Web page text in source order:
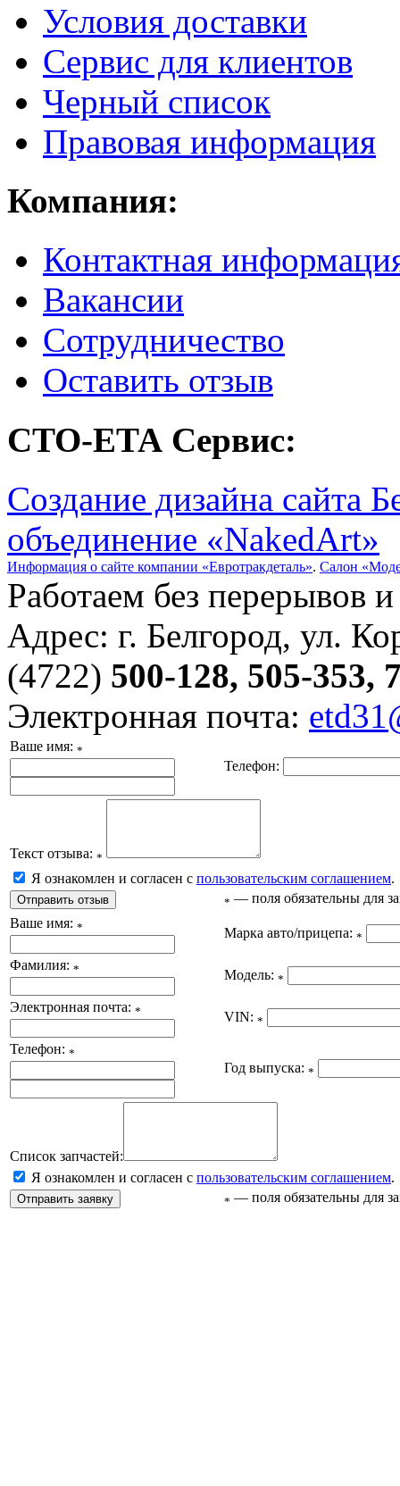
Условия доставки
Сервис для клиентов
Черный список
Правовая информация
Компания:
Контактная
Вакансии
Сотрудничество
Оставить отзыв
СТО-ЕТА Сервис:
Создание дизайна сайта
объединение «NakedArt»
Информация о сайте компании «Евротракдеталь». Салон
Работаем без перерывов
Адрес: г. Белгород, ул.
(4722) 500-128, 505-353,
Электронная почта:
Ваше имя: *
Телефон:
Текст отзыва: *
Я ознакомлен и согласен с пользовательским соглашением.
* — поля обязательны для
Ваше имя: * Марка авто/прицепа: *
Фамилия: * Модель: *
Электронная почта: * VIN: *
Телефон: *
Год выпуска: *
Список запчастей:
Я ознакомлен и согласен с пользовательским соглашением.
* — поля обязательны для